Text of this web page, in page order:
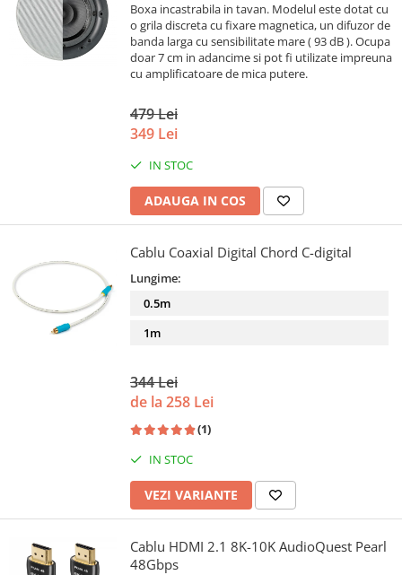
Boxa incastrabila in tavan. Modelul este dotat cu
o grila discreta cu fixare magnetica, un difuzor de
banda larga cu sensibilitate mare ( 93 dB ). Ocupa
doar 7 cm in adancime si pot fi utilizate impreuna
cu amplificatoare de mica putere.
479 Lei
349 Lei
IN STOC
ADAUGA IN COS
Cablu Coaxial Digital Chord C-digital
Lungime:
0.5m
1m
344 Lei
de la 258 Lei
(1)
IN STOC
VEZI VARIANTE
Cablu HDMI 2.1 8K-10K AudioQuest Pearl
48Gbps